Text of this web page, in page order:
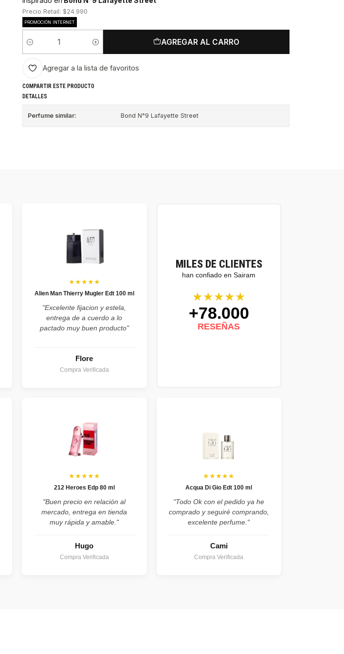
Precio Retail: $24.990
PROMOCIÓN INTERNET
Cantidad
AGREGAR AL CARRO
Agregar a la lista de favoritos
COMPARTIR ESTE PRODUCTO
DETALLES
Perfume similar: Bond N°9 Lafayette Street
MILES DE CLIENTES
han confiado en Sairam
★★★★★
+78.000
RESEÑAS
★★★★★
Alien Man Thierry Mugler Edt 100 ml
"Excelente fijacion y estela,
entrega de a cuerdo a lo
pactado muy buen producto"
Flore
Compra Verificada
★★★★★
212 Heroes Edp 80 ml
"Buen precio en relación al
mercado, entrega en tienda
muy rápida y amable."
Hugo
Compra Verificada
★★★★★
Acqua Di Gio Edt 100 ml
"Todo Ok con el pedido ya he
comprado y seguiré comprando,
excelente perfume."
Cami
Compra Verificada